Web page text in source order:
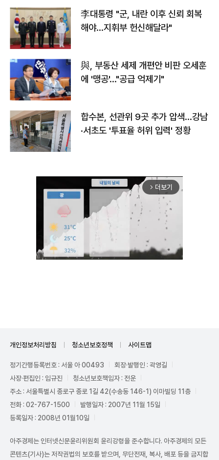
李대통령 "군, 내란 이후 신뢰 회복
해야…지휘부 헌신해달라"
與, 부동산 세제 개편안 비판 오세훈
에 '맹공'…"공급 억제기"
합수본, 선관위 9곳 추가 압색…강남
·서초도 '투표율 허위 입력' 정황
arrow_forward_ios 더보기
개인정보처리방침 청소년보호정책 사이트맵
정기간행등록번호 : 서울 아 00493
회장·발행인 : 곽영길
사장·편집인 : 임규진
청소년보호책임자 : 전운
주소 : 서울특별시 종로구 종로 1길 42(수송동 146-1) 이마빌딩 11층
전화 : 02-767-1500
발행일자 : 2007년 11월 15일
등록일자 : 2008년 01월10일
아주경제는 인터넷신문윤리위원회 윤리강령을 준수합니다. 아주경제의 모든
콘텐츠(기사)는 저작권법의 보호를 받으며, 무단전재, 복사, 배포 등을 금지합